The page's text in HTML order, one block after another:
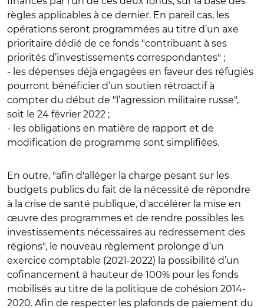
règles applicables à ce dernier. En pareil cas, les
opérations seront programmées au titre d’un axe
prioritaire dédié de ce fonds "contribuant à ses
priorités d’investissements correspondantes" ;
- les dépenses déjà engagées en faveur des réfugiés
pourront bénéficier d’un soutien rétroactif à
compter du début de "l’agression militaire russe",
soit le 24 février 2022 ;
- les obligations en matière de rapport et de
modification de programme sont simplifiées.
En outre, "afin d'alléger la charge pesant sur les
budgets publics du fait de la nécessité de répondre
à la crise de santé publique, d'accélérer la mise en
œuvre des programmes et de rendre possibles les
investissements nécessaires au redressement des
régions", le nouveau règlement prolonge d’un
exercice comptable (2021-2022) la possibilité d’un
cofinancement à hauteur de 100% pour les fonds
mobilisés au titre de la politique de cohésion 2014-
2020. Afin de respecter les plafonds de paiement du